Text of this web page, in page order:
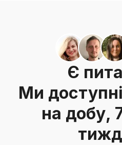
Є
Ми
на добу,